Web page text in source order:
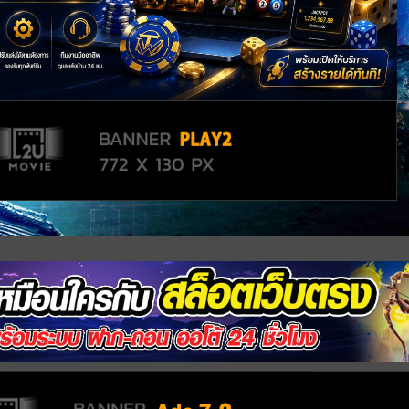
ไม่สามารถเล่นไฟล์วิดีโอนี้ได้.
(รหัสข้อผิดพลาด: 232011)